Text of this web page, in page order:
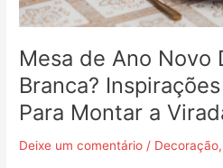
Mesa de Ano Novo
Branca?
Para Montar a
Deixe um comentário / Decoração,
Significados
Para
Montar
a
Virada
dos